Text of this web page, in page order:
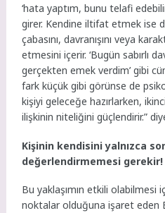
‘hata yaptım, bunu telafi
girer. Kendine iltifat etmek ise
çabasını, davranışını veya
etmesini içerir. ‘Bugün sabırlı
gerçekten emek verdim’ gibi
fark küçük gibi görünse de
kişiyi geleceğe hazırlarken,
ilişkinin niteliğini güçlendirir.”
Kişinin kendisini yalnızca
değerlendirmemesi gerekir!
Bu yaklaşımın etkili olabilmesi
noktalar olduğuna işaret eden